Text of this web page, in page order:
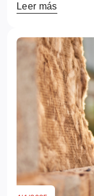
Leer más